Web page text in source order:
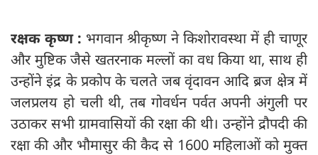
रक्षक कृष्ण : भगवान श्रीकृष्ण ने किशोरावस्था में ही चाणूर
और मुष्टिक जैसे खतरनाक मल्लों का वध किया था, साथ ही
उन्होंने इंद्र के प्रकोप के चलते जब वृंदावन आदि ब्रज क्षेत्र में
जलप्रलय हो चली थी, तब गोवर्धन पर्वत अपनी अंगुली पर
उठाकर सभी ग्रामवासियों की रक्षा की थी। उन्होंने द्रौपदी की
रक्षा की और भौमासुर की कैद से 1600 महिलाओं को मुक्त